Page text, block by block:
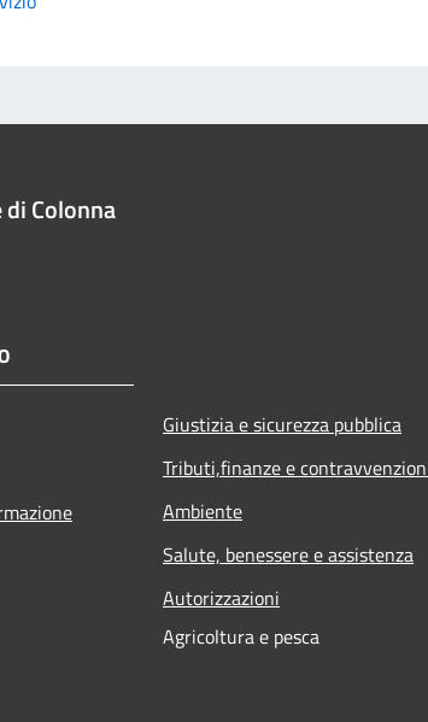
di Colonna
Giustizia e sicurezza pubblica
Tributi,finanze e
Ambiente
Salute, benessere e assistenza
Autorizzazioni
Agricoltura e pesca